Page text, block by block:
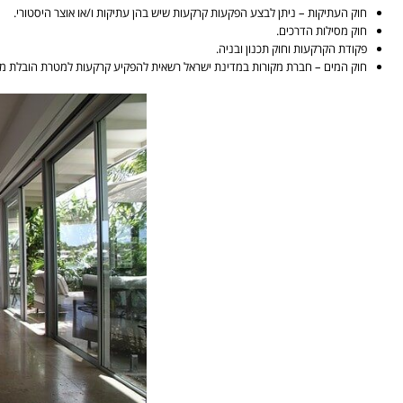
חוק העתיקות – ניתן לבצע הפקעות קרקעות שיש בהן עתיקות ו/או אוצר היסטורי.
חוק מסילות הדרכים.
פקודת הקרקעות וחוק תכנון ובניה.
חוק המים – חברת מקורות במדינת ישראל רשאית להפקיע קרקעות למטרת הובלת